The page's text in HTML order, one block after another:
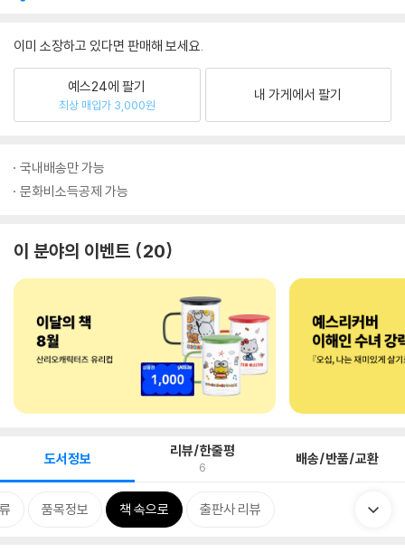
이미 소장하고 있다면 판매해 보세요.
예스24에 팔기
최상 매입가 3,000원
내 가게에서 팔기
국내배송만 가능
문화비소득공제 가능
이 분야의 이벤트 20
도서정보 리뷰/한줄평
6 배송/반품/교환
품목정보 책 속으로 출판사 리뷰